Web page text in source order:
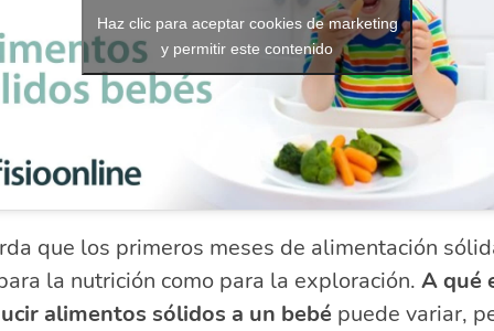
Haz clic para aceptar cookies de marketing
y permitir este contenido
que los primeros meses de alimentación
la nutrición como para la exploración. A qué
alimentos sólidos a un bebé puede variar,